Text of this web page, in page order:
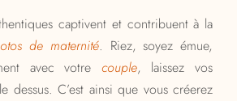
captivent et contribuent à la
de maternité. Riez, soyez émue,
avec votre couple, laissez vos
dessus. C’est ainsi que vous créerez